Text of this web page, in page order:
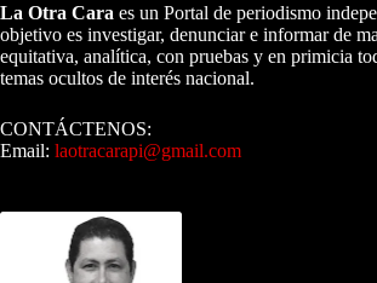
La Otra Cara es un Portal de periodismo
objetivo es investigar, denunciar e informar de
equitativa, analítica, con pruebas y en primicia
temas ocultos de interés nacional.
CONTÁCTENOS:
Email: laotracarapi@gmail.com